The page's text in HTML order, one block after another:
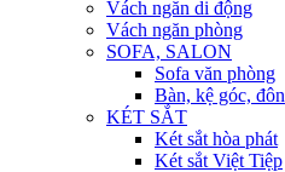
Vách ngăn di động
Vách ngăn phòng
SOFA, SALON
Sofa văn phòng
Bàn, kệ góc, đôn
KÉT SẮT
Két sắt hòa phát
Két sắt Việt Tiệp